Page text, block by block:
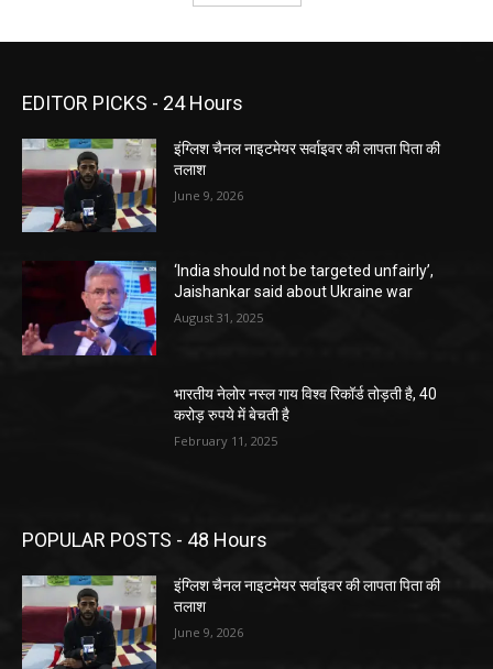
EDITOR PICKS - 24 Hours
इंग्लिश चैनल नाइटमेयर सर्वाइवर की लापता पिता की
तलाश
June 9, 2026
‘India should not be targeted unfairly’,
Jaishankar said about Ukraine war
August 31, 2025
भारतीय नेलोर नस्ल गाय विश्व रिकॉर्ड तोड़ती है, 40
करोड़ रुपये में बेचती है
February 11, 2025
POPULAR POSTS - 48 Hours
इंग्लिश चैनल नाइटमेयर सर्वाइवर की लापता पिता की
तलाश
June 9, 2026